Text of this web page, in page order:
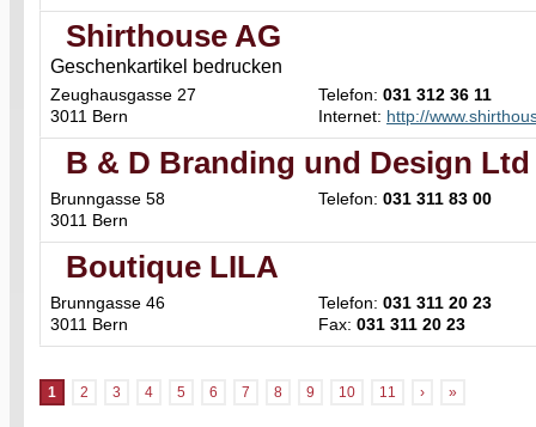
Shirthouse AG
Geschenkartikel bedrucken
Zeughausgasse 27
3011 Bern
Telefon: 031 312 36 11
Internet: http://
B & D Branding und Design Ltd
Brunngasse 58
3011 Bern
Telefon: 031 311 83 00
Boutique LILA
Brunngasse 46
3011 Bern
Telefon: 031 311 20 23
Fax: 031 311 20 23
1 2 3 4 5 6 7 8 9 10 11 › »